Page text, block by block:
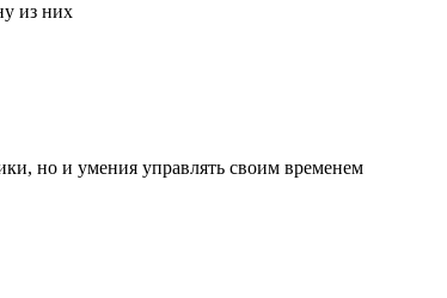
из них
но и умения управлять своим временем